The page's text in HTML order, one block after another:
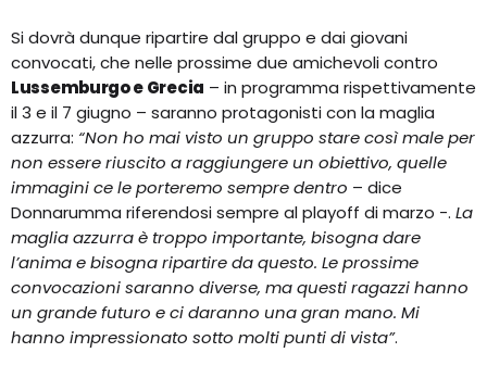
Si dovrà dunque ripartire dal gruppo e dai giovani
convocati, che nelle prossime due amichevoli contro
Lussemburgo e Grecia – in programma rispettivamente
il 3 e il 7 giugno – saranno protagonisti con la maglia
azzurra: “Non ho mai visto un gruppo stare così male per
non essere riuscito a raggiungere un obiettivo, quelle
immagini ce le porteremo sempre dentro – dice
Donnarumma riferendosi sempre al playoff di marzo -. La
maglia azzurra è troppo importante, bisogna dare
l’anima e bisogna ripartire da questo. Le prossime
convocazioni saranno diverse, ma questi ragazzi hanno
un grande futuro e ci daranno una gran mano. Mi
hanno impressionato sotto molti punti di vista”.